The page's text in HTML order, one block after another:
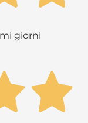
giorni